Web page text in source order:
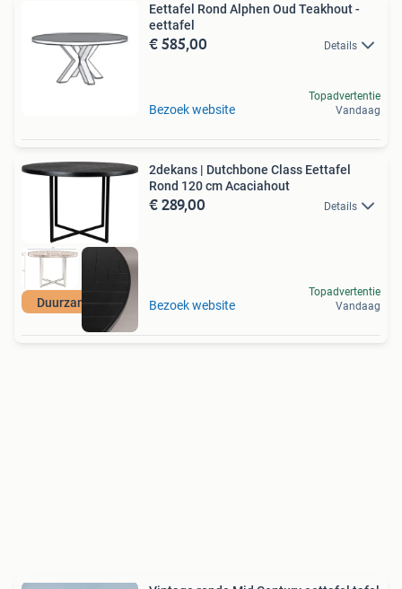
Eettafel Rond Alphen Oud Teakhout -
eettafel
€ 585,00 Details
Bezoek website
Topadvertentie
Vandaag
Duurzame Deal
2dekans | Dutchbone Class Eettafel
Rond 120 cm Acaciahout
€ 289,00 Details
Bezoek website
Topadvertentie
Vandaag